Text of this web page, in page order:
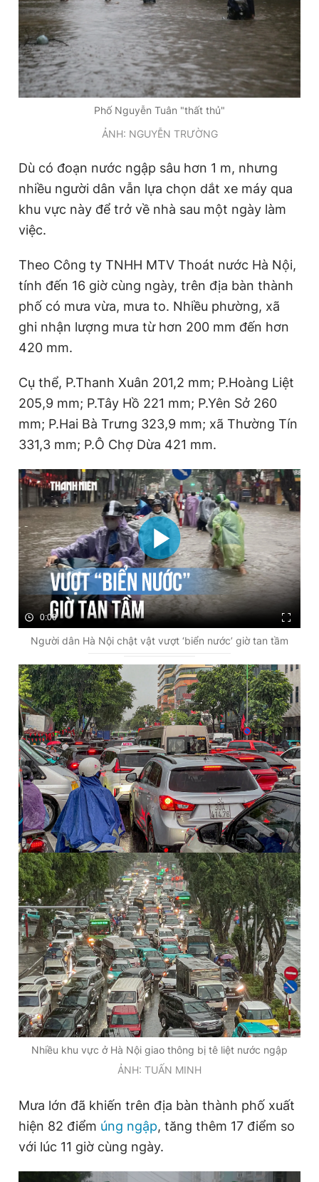
Theo dõi báo trên
Hotline
0906 645 777
Liên hệ quảng cáo
0908 780 404
Quảng cáo RSS Tòa soạn
Tổng biên tập: Nguyễn Ngọc Toàn
Phó tổng biên tập thường trực: Hải Thành
Phó tổng biên tập: Lâm Hiếu Dũng
Phó tổng biên tập: Trần Việt Hưng
Tổng thư ký tòa soạn: Đức Trung
Giấy phép xuất bản số 110/GP - BTTTT cấp ngày 24.3.2020
chép dưới mọi hình thức nếu không có sự chấp thuận bằng văn
bản. Phát triển bởi ePi Technologies, JSC.
Phố Nguyễn Tuân "thất thủ"
ẢNH: NGUYỄN TRƯỜNG
Dù có đoạn nước ngập sâu hơn 1 m, nhưng
nhiều người dân vẫn lựa chọn dắt xe máy qua
khu vực này để trở về nhà sau một ngày làm
việc.
Theo Công ty TNHH MTV Thoát nước Hà Nội,
tính đến 16 giờ cùng ngày, trên địa bàn thành
phố có mưa vừa, mưa to. Nhiều phường, xã
ghi nhận lượng mưa từ hơn 200 mm đến hơn
420 mm.
Cụ thể, P.Thanh Xuân 201,2 mm; P.Hoàng Liệt
205,9 mm; P.Tây Hồ 221 mm; P.Yên Sở 260
mm; P.Hai Bà Trưng 323,9 mm; xã Thường Tín
331,3 mm; P.Ô Chợ Dừa 421 mm.
0:00
Người dân Hà Nội chật vật vượt ‘biển nước’ giờ tan tầm
Nhiều khu vực ở Hà Nội giao thông bị tê liệt nước ngập
ẢNH: TUẤN MINH
Mưa lớn đã khiến trên địa bàn thành phố xuất
hiện 82 điểm úng ngập, tăng thêm 17 điểm so
với lúc 11 giờ cùng ngày.